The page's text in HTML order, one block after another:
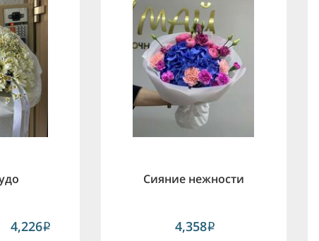
4,226i
Сияние нежности
4,358i